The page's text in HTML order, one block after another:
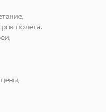
полёта.